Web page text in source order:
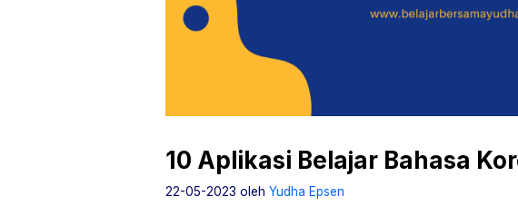
10 Aplikasi Belajar Bahasa
22-05-2023 oleh Yudha Epsen